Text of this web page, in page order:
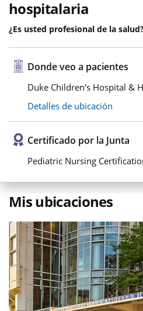
hospitalaria
¿Es usted profesional de la
Donde veo a pacientes
Duke Children's Hospital &
Detalles de ubicación
Certificado por la Junta
Pediatric Nursing
Mis ubicaciones